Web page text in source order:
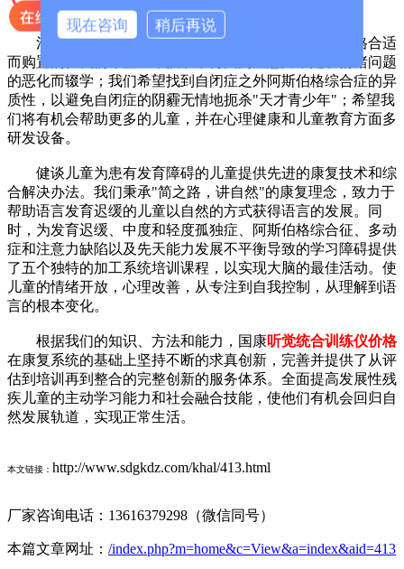
儿童
河北儿童培训机构是由于国康听觉综合培训仪器价格合适
而购置的。
我们希望一个孩子不再因为注意力不足和情绪问题
的恶化而辍学；我们希望找到自闭症之外阿斯伯格综合症的异
质性，以避免自闭症的阴霾无情地扼杀"天才青少年"；希望我
们将有机会帮助更多的儿童，并在心理健康和儿童教育方面多
研发设备。
健谈儿童为患有发育障碍的儿童提供先进的康复技术和综
合解决办法。我们秉承"简之路，讲自然"的康复理念，致力于
帮助语言发育迟缓的儿童以自然的方式获得语言的发展。同
时，为发育迟缓、中度和轻度孤独症、阿斯伯格综合征、多动
症和注意力缺陷以及先天能力发展不平衡导致的学习障碍提供
了五个独特的加工系统培训课程，以实现大脑的最佳活动。使
儿童的情绪开放，心理改善，从专注到自我控制，从理解到语
言的根本变化。
根据我们的知识、方法和能力，国康听觉统合训练仪价格
在康复系统的基础上坚持不断的求真创新，完善并提供了从评
估到培训再到整合的完整创新的服务体系。全面提高发展性残
疾儿童的主动学习能力和社会融合技能，使他们有机会回归自
然发展轨道，实现正常生活。
本文链接： http://www.sdgkdz.com/khal/413.html
厂家咨询电话：13616379298（微信同号）
本篇文章网址： /index.php?m=home&c=View&a=index&aid=413
现在咨询 稍后再说